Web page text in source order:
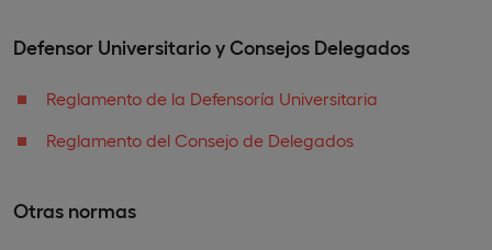
Defensor Universitario y Consejos Delegados
Reglamento de la Defensoría Universitaria
Reglamento del Consejo de Delegados
Otras normas